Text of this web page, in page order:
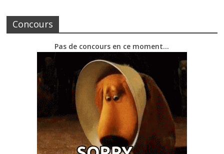
Concours
Pas de concours en ce moment…